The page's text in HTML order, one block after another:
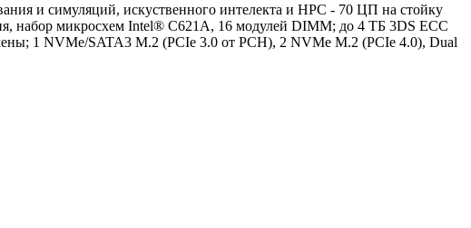
и симуляций, искуственного интелекта и HPC - 70 ЦП на стойку
набор микросхем Intel® C621A, 16 модулей DIMM; до 4 ТБ 3DS ECC
1 NVMe/SATA3 M.2 (PCIe 3.0 от PCH), 2 NVMe M.2 (PCIe 4.0), Dual